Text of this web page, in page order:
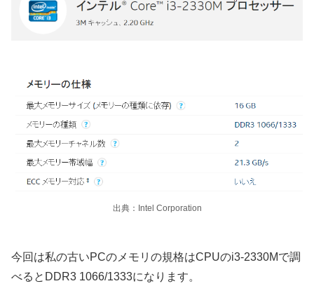
出典：Intel Corporation
今回は私の古いPCのメモリの規格はCPUのi3-2330Mで調
べるとDDR3 1066/1333になります。